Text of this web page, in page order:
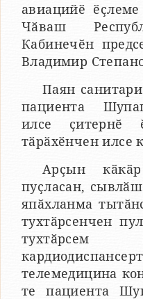
авиацийӗ
Чӑваш
Кабинечӗн
Владимир
Паян
пациента
илсе ҫитернӗ
тӑрӑхӗнчен илсе
Арҫын
пуҫласан,
япӑхланма
тухтӑрсенчен
тухтӑрсем
телемедицина
те пациента